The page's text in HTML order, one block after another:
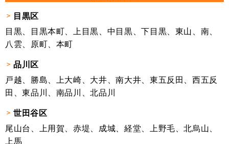
目黒区
目黒、目黒本町、上目黒、中目黒、下目黒、東山、南、
八雲、原町、本町
品川区
戸越、勝島、上大崎、大井、南大井、東五反田、西五反
田、東品川、南品川、北品川
世田谷区
尾山台、上用賀、赤堤、成城、経堂、上野毛、北烏山、
上馬